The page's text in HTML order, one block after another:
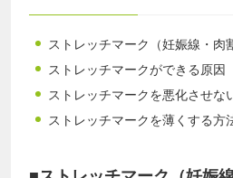
ストレッチマーク（妊娠線・肉
ストレッチマークができる原因
ストレッチマークを悪化させな
ストレッチマークを薄くする方